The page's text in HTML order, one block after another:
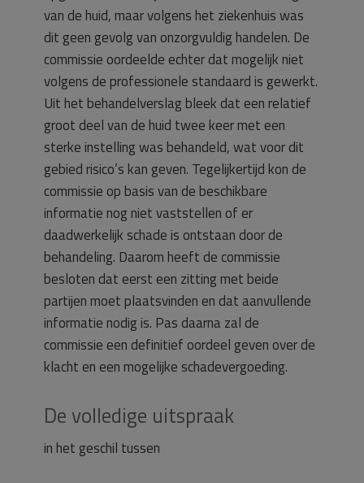
van de huid, maar volgens het ziekenhuis was
dit geen gevolg van onzorgvuldig handelen. De
commissie oordeelde echter dat mogelijk niet
volgens de professionele standaard is gewerkt.
Uit het behandelverslag bleek dat een relatief
groot deel van de huid twee keer met een
sterke instelling was behandeld, wat voor dit
gebied risico’s kan geven. Tegelijkertijd kon de
commissie op basis van de beschikbare
informatie nog niet vaststellen of er
daadwerkelijk schade is ontstaan door de
behandeling. Daarom heeft de commissie
besloten dat eerst een zitting met beide
partijen moet plaatsvinden en dat aanvullende
informatie nodig is. Pas daarna zal de
commissie een definitief oordeel geven over de
klacht en een mogelijke schadevergoeding.
De volledige uitspraak
in het geschil tussen